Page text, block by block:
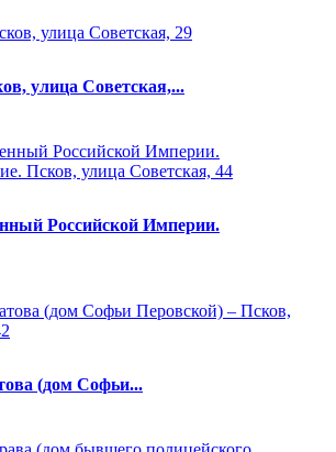
улица Советская,...
Российской Империи.
(дом Софьи...